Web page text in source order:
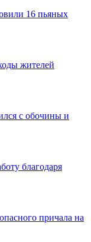
16 пьяных
жителей
с обочины и
благодаря
причала на